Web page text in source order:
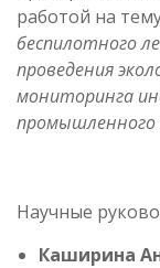
работой на
беспилотного
проведения
мониторинга
промышленного
Научные
Каширина